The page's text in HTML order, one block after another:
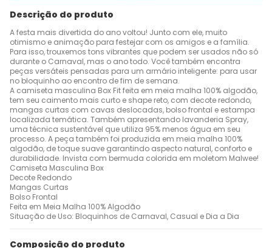
Descrição do produto
A festa mais divertida do ano voltou! Junto com ele, muito
otimismo e animação para festejar com os amigos e a família.
Para isso, trouxemos tons vibrantes que podem ser usados não só
durante o Carnaval, mas o ano todo. Você também encontra
peças versáteis pensadas para um armário inteligente: para usar
no bloquinho ao encontro de fim de semana.
A camiseta masculina Box Fit feita em meia malha 100% algodão,
tem seu caimento mais curto e shape reto, com decote redondo,
mangas curtas com cavas deslocadas, bolso frontal e estampa
localizada temática. Também apresentando lavanderia Spray,
uma técnica sustentável que utiliza 95% menos água em seu
processo. A peça também foi produzida em meia malha 100%
algodão, de toque suave garantindo aspecto natural, conforto e
durabilidade. Invista com bermuda colorida em moletom Malwee!
Camiseta Masculina Box
Decote Redondo
Mangas Curtas
Bolso Frontal
Feita em Meia Malha 100% Algodão
Situação de Uso: Bloquinhos de Carnaval, Casual e Dia a Dia
Composição do produto